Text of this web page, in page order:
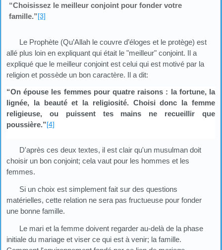
“Choisissez le meilleur conjoint pour fonder votre
famille.”[3]
Le Prophète (Qu’Allah le couvre d’éloges et le protège) est
allé plus loin en expliquant qui était le "meilleur" conjoint. Il a
expliqué que le meilleur conjoint est celui qui est motivé par la
religion et possède un bon caractère. Il a dit:
“On épouse les femmes pour quatre raisons : la fortune, la
lignée, la beauté et la religiosité. Choisi donc la femme
religieuse, ou puissent tes mains ne recueillir que
poussière.”[4]
D'après ces deux textes, il est clair qu'un musulman doit
choisir un bon conjoint; cela vaut pour les hommes et les
femmes.
Si un choix est simplement fait sur des questions
matérielles, cette relation ne sera pas fructueuse pour fonder
une bonne famille.
Le mari et la femme doivent regarder au-delà de la phase
initiale du mariage et viser ce qui est à venir; la famille.